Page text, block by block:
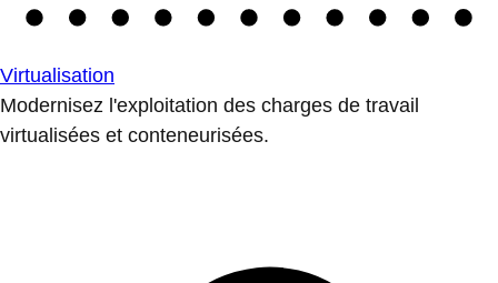
Virtualisation
Modernisez l'exploitation des charges de travail
virtualisées et conteneurisées.